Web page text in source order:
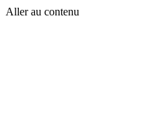
Aller au contenu